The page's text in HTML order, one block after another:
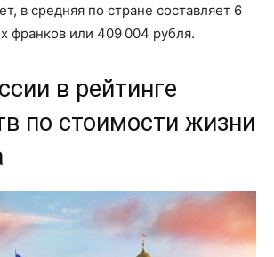
в средняя по стране составляет 6
франков или 409 004 рубля.
в рейтинге
по стоимости жизни